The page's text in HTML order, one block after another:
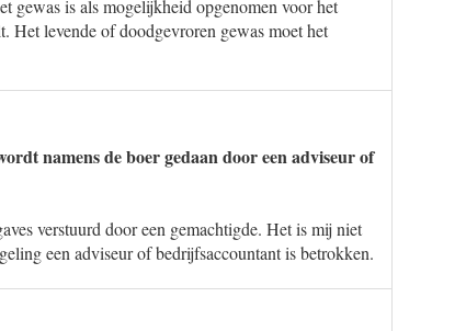
gewas is als mogelijkheid opgenomen voor het
Het levende of doodgevroren gewas moet het
namens de boer gedaan door een adviseur of
verstuurd door een gemachtigde. Het is mij niet
een adviseur of bedrijfsaccountant is betrokken.